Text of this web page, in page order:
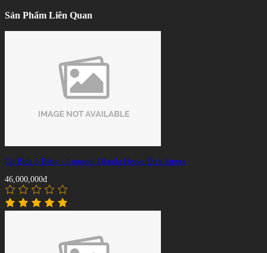
Sản Phẩm Liên Quan
Cơ Bida 3 Băng - Longoni Olanda Heave Dick Japers
46,000,000đ